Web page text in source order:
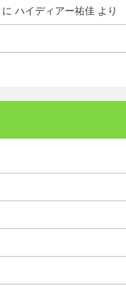
に ハイディアー祐佳 より